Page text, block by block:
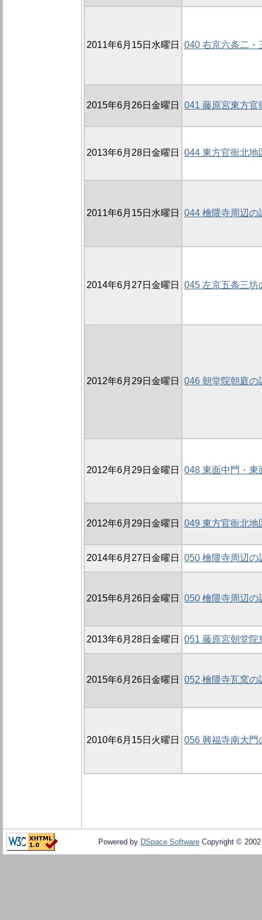
2011年6月15日水曜日 040 右京六条二・
2015年6月26日金曜日 041 藤原宮東方官
2013年6月28日金曜日 044 東方官衙北地
2011年6月15日水曜日 044 檜隈寺周辺の
2014年6月27日金曜日 045 左京五条三坊
2012年6月29日金曜日 046 朝堂院朝庭
2012年6月29日金曜日 048 東面中門・
2012年6月29日金曜日 049 東方官衙北
2014年6月27日金曜日 050 檜隈寺周辺の
2015年6月26日金曜日 050 檜隈寺周辺の
2013年6月28日金曜日 051 藤原宮朝堂院
2015年6月26日金曜日 052 檜隈寺瓦窯の
2010年6月15日火曜日 056 興福寺南大門
Powered by DSpace Software Copyright ©